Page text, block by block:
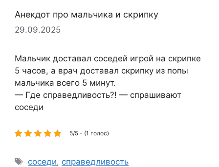
Анекдот про мальчика и скрипку
29.09.2025
Мальчик доставал соседей игрой на скрипке
5 часов, а врач доставал скрипку из попы
мальчика всего 5 минут.
— Где справедливость?! — спрашивают
соседи
5/5 - (1 голос)
Метки
соседи, справедливость